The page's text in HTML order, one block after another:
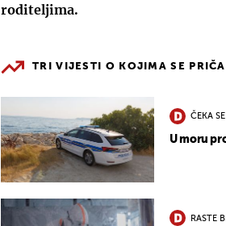
roditeljima.
TRI VIJESTI O KOJIMA SE PRIČA
ČEKA
U moru
RASTE